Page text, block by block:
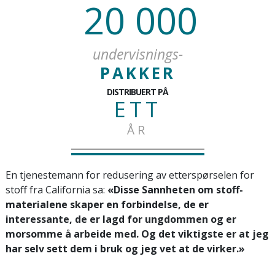
20 000
undervisnings-
PAKKER
DISTRIBUERT PÅ
ETT
ÅR
En tjenestemann for redusering av etterspørselen for
stoff fra California sa: «Disse Sannheten om stoff-
materialene skaper en forbindelse, de er
interessante, de er lagd for ungdommen og er
morsomme å arbeide med. Og det viktigste er at jeg
har selv sett dem i bruk og jeg vet at de virker.»